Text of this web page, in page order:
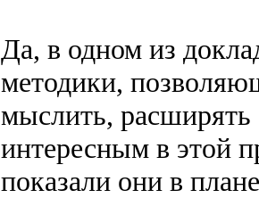
Да, в одном из
методики,
мыслить,
интересным в этой
показали они в